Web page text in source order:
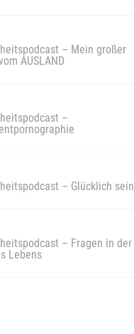
– Mein großer
AUSLAND
–
– Glücklich sein
– Fragen in der
Lebens